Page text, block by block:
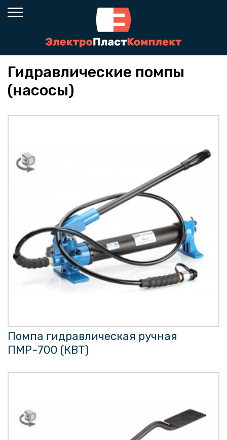
Гидравлические помпы
(насосы)
Помпа гидравлическая ручная
ПМР-700 (КВТ)